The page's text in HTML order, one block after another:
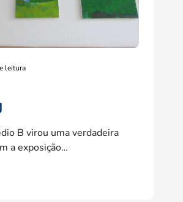
leitura
B virou uma verdadeira
a exposição…